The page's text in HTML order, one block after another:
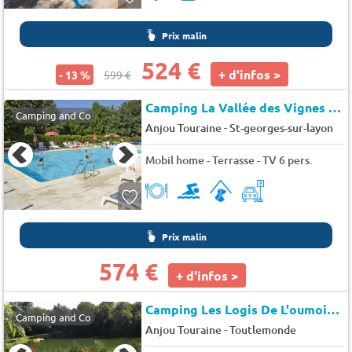
Prix malin
- 13 % 599 € 524 € + d'infos >
Camping and Co Camping La Vallée des Vignes
Anjou Touraine-St-georges-sur-layon
Mobil home - Terrasse - TV 6 pers.
Prix malin
574 € + d'infos >
Camping and Co Camping Les Logis De L'oumois (Maulévrier à 5 km)
Anjou Touraine-Toutlemonde